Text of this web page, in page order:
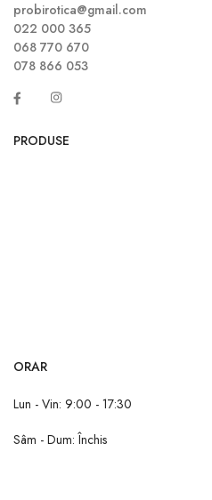
probirotica@gmail.com
022 000 365
068 770 670
078 866 053
PRODUSE
ORAR
Lun - Vin: 9:00 - 17:30
Sâm - Dum: Închis